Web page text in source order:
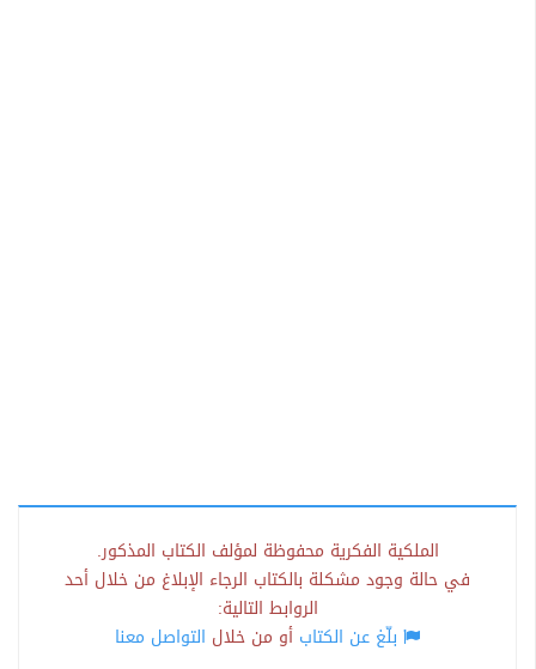
الملكية الفكرية محفوظة لمؤلف الكتاب المذكور.
في حالة وجود مشكلة بالكتاب الرجاء الإبلاغ من خلال أحد
الروابط التالية:
بلّغ عن الكتاب أو من خلال التواصل معنا